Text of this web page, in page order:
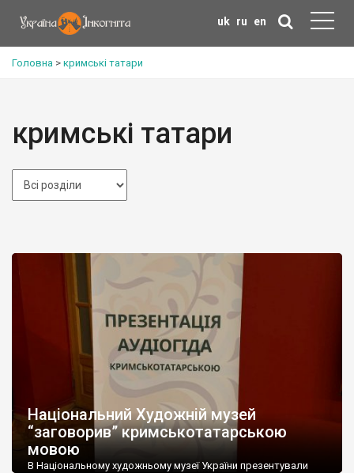
uk ru en
Головна > кримські татари
кримські татари
Національний Художній музей
“заговорив” кримськотатарською
мовою
В Національному художньому музеї України презентували